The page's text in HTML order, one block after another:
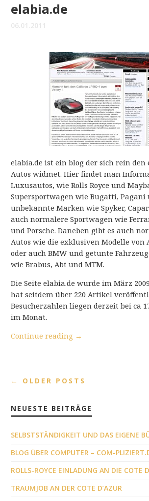
elabia.de
06.01.2011
elabia.de ist ein blog der sich rein
Autos widmet. Hier findet man
Luxusautos, wie Rolls Royce und
Supersportwagen wie Bugatti, Pagani
unbekannte Marken wie Spyker,
auch normalere Sportwagen wie
und Porsche. Daneben gibt es auch
Autos wie die exklusiven Modelle von
oder auch BMW und getunte
wie Brabus, Abt und MTM.
Die Seite elabia.de wurde im März
hat seitdem über 220 Artikel
Besucherzahlen liegen derzeit bei ca
im Monat.
Continue reading →
← OLDER POSTS
NEUESTE BEITRÄGE
SELBSTSTÄNDIGKEIT UND DAS EIGENE
BLOG ÜBER COMPUTER – COM-
ROLLS-ROYCE EINLADUNG AN DIE COTE
TRAUMJOB AN DER COTE D’AZUR